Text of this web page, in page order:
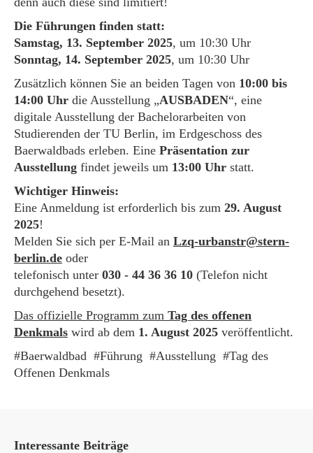
Die Führungen finden statt:
Samstag, 13. September 2025, um 10:30 Uhr
Sonntag, 14. September 2025, um 10:30 Uhr
Zusätzlich können Sie an beiden Tagen von 10:00 bis
14:00 Uhr die Ausstellung „AUSBADEN“, eine
digitale Ausstellung der Bachelorarbeiten von
Studierenden der TU Berlin, im Erdgeschoss des
Baerwaldbads erleben. Eine Präsentation zur
Ausstellung findet jeweils um 13:00 Uhr statt.
Wichtiger Hinweis:
Eine Anmeldung ist erforderlich bis zum 29. August
2025!
Melden Sie sich per E-Mail an Lzq-urbanstr@stern-
berlin.de oder
telefonisch unter 030 - 44 36 36 10 (Telefon nicht
durchgehend besetzt).
Das offizielle Programm zum Tag des offenen
Denkmals wird ab dem 1. August 2025 veröffentlicht.
Baerwaldbad
Führung Ausstellung
Tag des
Offenen Denkmals
Interessante Beiträge